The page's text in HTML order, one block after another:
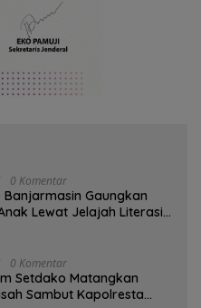
0 Komentar
Banjarmasin Gaungkan
Lewat Jelajah Literasi
0 Komentar
Setdako Matangkan
Sambut Kapolresta